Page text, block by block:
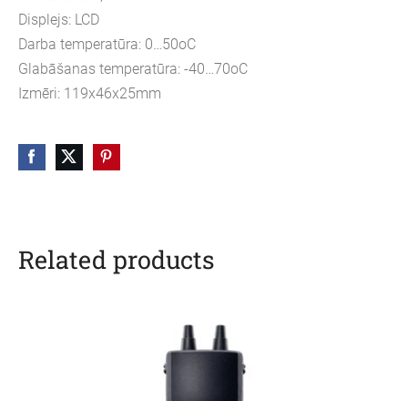
Displejs: LCD
Darba temperatūra: 0…50oC
Glabāšanas temperatūra: -40…70oC
Izmēri: 119x46x25mm
Related products